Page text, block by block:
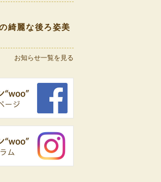
綺麗な後ろ姿美
お知らせ一覧を見る